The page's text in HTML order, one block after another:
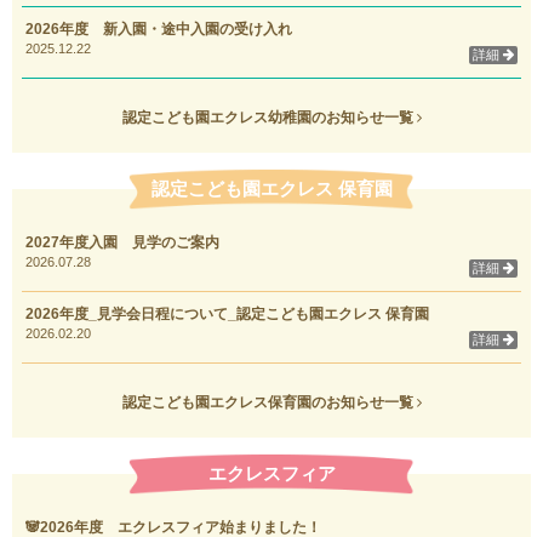
2026年度 新入園・途中入園の受け入れ
2025.12.22 詳細
認定こども園エクレス幼稚園のお知らせ一覧
認定こども園エクレス 保育園
2027年度入園 見学のご案内
2026.07.28 詳細
2026年度_見学会日程について_認定こども園エクレス 保育園
2026.02.20 詳細
認定こども園エクレス保育園のお知らせ一覧
エクレスフィア
🐼2026年度 エクレスフィア始まりました！